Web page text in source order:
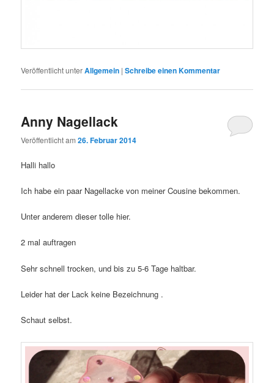
Veröffentlicht unterAllgemein |Schreibe einen Kommentar
Anny Nagellack
Veröffentlicht am26. Februar 2014
Halli hallo
Ich habe ein paar Nagellacke von meiner Cousine bekommen.
Unter anderem dieser tolle hier.
2 mal auftragen
Sehr schnell trocken, und bis zu 5-6 Tage haltbar.
Leider hat der Lack keine Bezeichnung .
Schaut selbst.